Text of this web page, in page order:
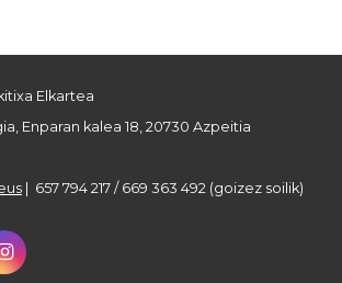
Elkartea
Enparan kalea 18, 20730 Azpeitia
| 657 794 217 / 669 363 492 (goizez soilik)